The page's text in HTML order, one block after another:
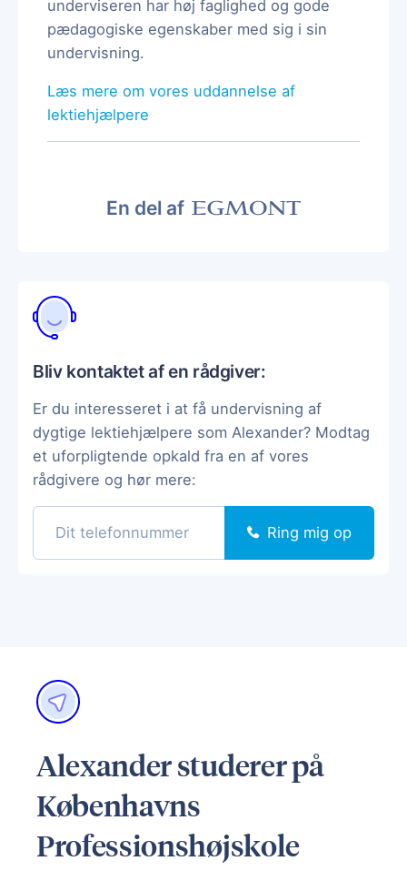
underviseren har høj faglighed og gode
pædagogiske egenskaber med sig i sin
undervisning.
Læs mere om vores uddannelse af
lektiehjælpere
En del af
Bliv kontaktet af en rådgiver:
Er du interesseret i at få undervisning af
dygtige lektiehjælpere som Alexander? Modtag
et uforpligtende opkald fra en af vores
rådgivere og hør mere:
Ring mig op
Alexander studerer på
Københavns
Professionshøjskole